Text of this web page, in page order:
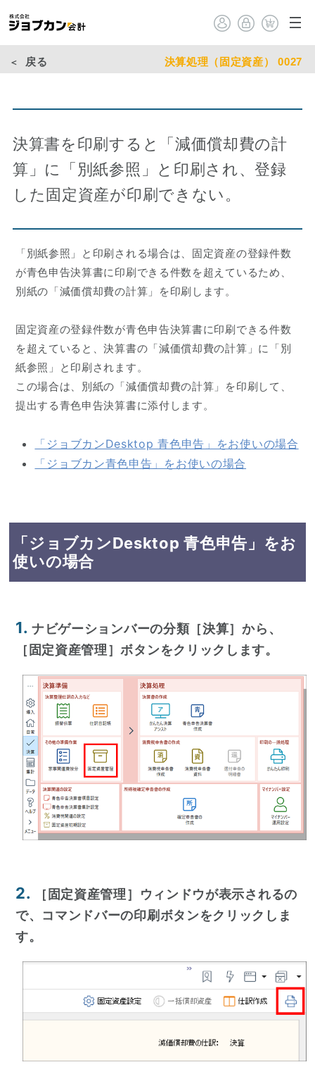
戻る 決算処理（固定資産） 0027
決算書を印刷すると「減価償却費の計
算」に「別紙参照」と印刷され、登録
した固定資産が印刷できない。
「別紙参照」と印刷される場合は、固定資産の登録件数
が青色申告決算書に印刷できる件数を超えているため、
別紙の「減価償却費の計算」を印刷します。
固定資産の登録件数が青色申告決算書に印刷できる件数
を超えていると、決算書の「減価償却費の計算」に「別
紙参照」と印刷されます。
この場合は、別紙の「減価償却費の計算」を印刷して、
提出する青色申告決算書に添付します。
「ジョブカンDesktop 青色申告」をお使いの場合
「ジョブカン青色申告」をお使いの場合
「ジョブカンDesktop 青色申告」をお
使いの場合
1. ナビゲーションバーの分類［決算］から、
［固定資産管理］ボタンをクリックします。
2.
［固定資産管理］ウィンドウが表示されるの
で、コマンドバーの印刷ボタンをクリックしま
す。